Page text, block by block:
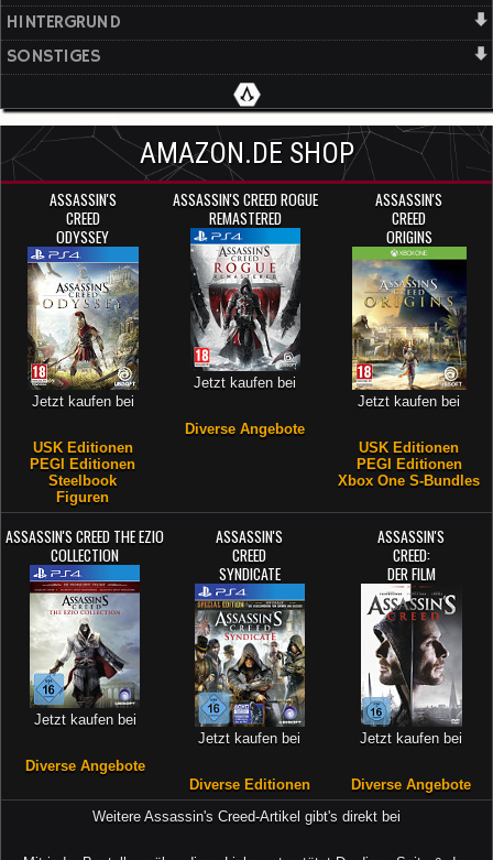
HINTERGRUND
SONSTIGES
AMAZON.DE SHOP
ASSASSIN'S
CREED
ODYSSEY
Jetzt kaufen bei
USK Editionen
PEGI Editionen
Steelbook
Figuren
ASSASSIN'S CREED ROGUE
REMASTERED
Jetzt kaufen bei
Diverse Angebote
ASSASSIN'S
CREED
ORIGINS
Jetzt kaufen bei
USK Editionen
PEGI Editionen
Xbox One S-Bundles
ASSASSIN'S CREED THE EZIO
COLLECTION
Jetzt kaufen bei
Diverse Angebote
ASSASSIN'S
CREED
SYNDICATE
Jetzt kaufen bei
Diverse Editionen
ASSASSIN'S
CREED:
DER FILM
Jetzt kaufen bei
Diverse Angebote
Weitere Assassin's Creed-Artikel gibt's direkt bei